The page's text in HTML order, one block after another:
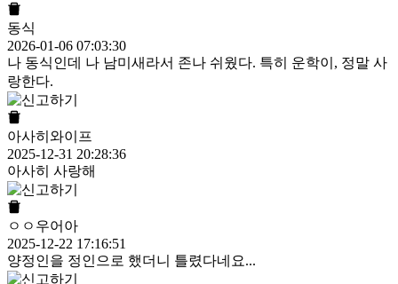
동식
2026-01-06 07:03:30
나 동식인데 나 남미새라서 존나 쉬웠다. 특히 운학이, 정말 사
랑한다.
아사히와이프
2025-12-31 20:28:36
아사히 사랑해
ㅇㅇ우어아
2025-12-22 17:16:51
양정인을 정인으로 했더니 틀렸다네요...